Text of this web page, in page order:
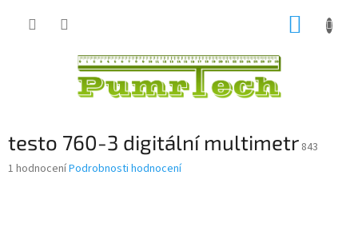
testo 760-3 digitální multimetr 843
Průměrné
1 hodnoceníPodrobnosti hodnocení